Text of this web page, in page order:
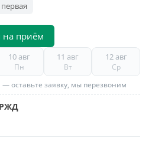
первая
на приём
10 авг
Пн
11 авг
Вт
12 авг
Ср
оставьте заявку, мы перезвоним